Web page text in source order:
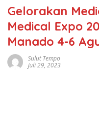
Gelorakan
Medical Expo
Manado 4-6
Sulut Tempo
Juli 29, 2023